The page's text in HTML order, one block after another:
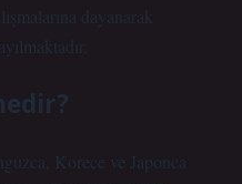
dayanarak
Korece ve Japonca